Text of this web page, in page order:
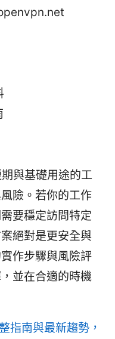
與基礎用途的工
險。若你的工作
要穩定訪問特定
絕對是更安全與
作步驟與風險評
並在合適的時機
指南與最新趨勢，